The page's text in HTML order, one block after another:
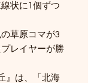
状に1個ずつ
草原コマが3
レイヤーが勝
』は、「北海